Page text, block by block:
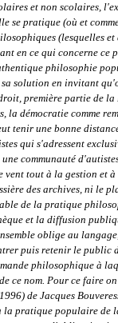
et non scolaires,
se pratique (où et
(lesquelles et
en ce qui concerne ce
philosophie
solution en invitant
première partie de la
la démocratie comme
tenir une bonne
qui s'adressent
communauté
vent tout à la gestion et
des archives, ni le
de la pratique
et la diffusion
oblige au
puis retenir le public
philosophique à
ce nom. Pour ce faire
de Jacques
la pratique populaire de